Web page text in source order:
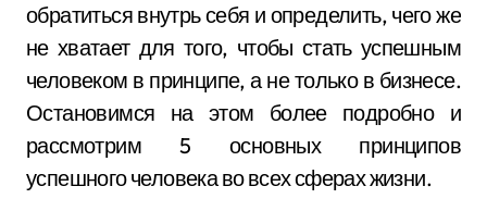
обратиться внутрь себя и определить, чего же
не хватает для того, чтобы стать успешным
человеком в принципе, а не только в бизнесе.
Остановимся на этом более подробно и
рассмотрим 5 основных принципов
успешного человека во всех сферах жизни.